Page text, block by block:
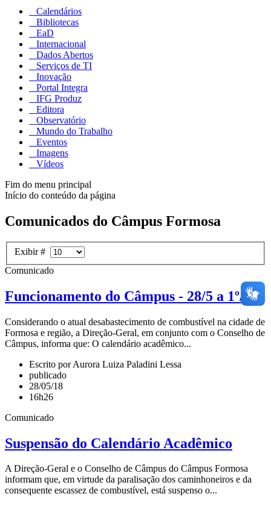
Calendários
Bibliotecas
EaD
Internacional
Dados Abertos
Serviços de TI
Inovação
Portal Integra
IFG Produz
Editora
Observatório
Mundo do Trabalho
Eventos
Imagens
Vídeos
Fim do menu principal
Início do conteúdo da página
Comunicados do Câmpus Formosa
Exibir #
Comunicado
Funcionamento do Câmpus - 28/5 a 1º/6
Considerando o atual desabastecimento de combustível na cidade de
Formosa e região, a Direção-Geral, em conjunto com o Conselho de
Câmpus, informa que: O calendário acadêmico...
Escrito por Aurora Luiza Paladini Lessa
publicado
28/05/18
16h26
Comunicado
Suspensão do Calendário Acadêmico
A Direção-Geral e o Conselho de Câmpus do Câmpus Formosa
informam que, em virtude da paralisação dos caminhoneiros e da
consequente escassez de combustível, está suspenso o...